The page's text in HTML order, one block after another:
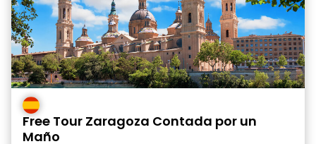
Free Tour Zaragoza Contada por un
Maño